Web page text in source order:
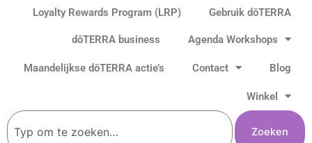
Loyalty Rewards Program (LRP)
Gebruik dōTERRA
dōTERRA business Agenda Workshops
Maandelijkse dōTERRA actie’s Contact Blog
Winkel
Zoeken
Zoeken